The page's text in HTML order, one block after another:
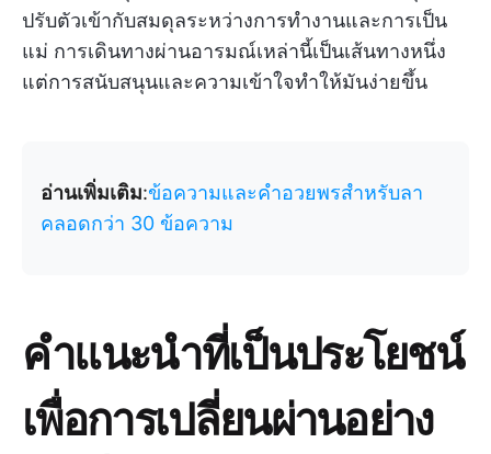
ปรับตัวเข้ากับสมดุลระหว่างการทำงานและการเป็น
แม่ การเดินทางผ่านอารมณ์เหล่านี้เป็นเส้นทางหนึ่ง
แต่การสนับสนุนและความเข้าใจทำให้มันง่ายขึ้น
อ่านเพิ่มเติม:ข้อความและคำอวยพรสำหรับลา
คลอดกว่า 30 ข้อความ
คำแนะนำที่เป็นประโยชน์
เพื่อการเปลี่ยนผ่านอย่าง